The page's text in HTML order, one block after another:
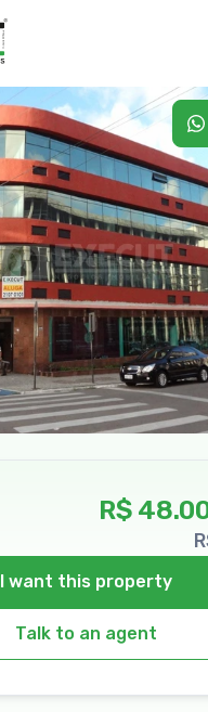
R$
I want this property
Talk to an agent